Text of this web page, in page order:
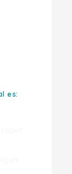
es: